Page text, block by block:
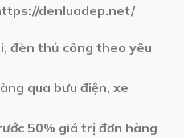
denluadep.net/
đèn thủ công theo yêu
qua bưu điện, xe
50% giá trị đơn hàng